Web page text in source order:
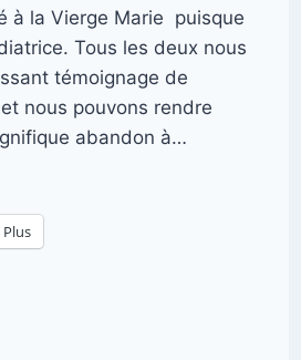
à la Vierge Marie puisque
Tous les deux nous
témoignage de
nous pouvons rendre
abandon à…
Plus